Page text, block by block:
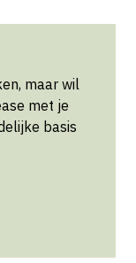
maar wil
met je
basis